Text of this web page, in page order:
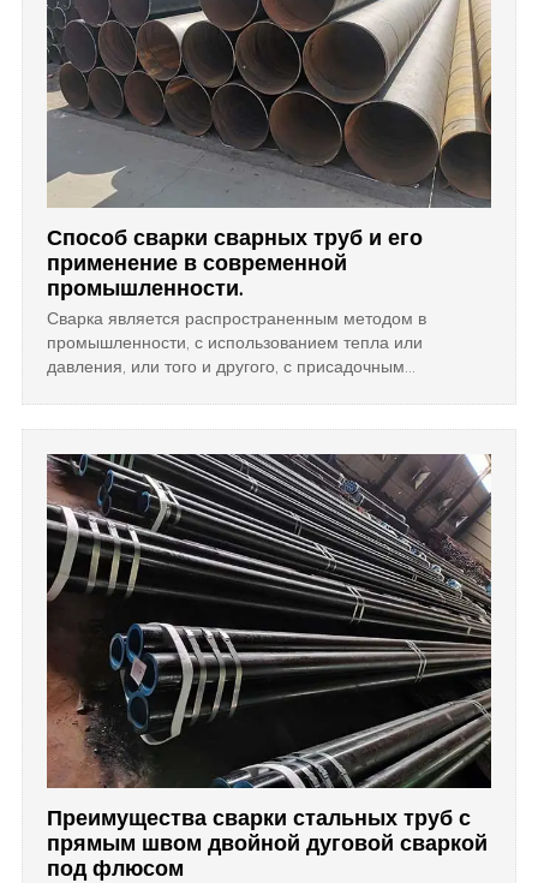
Способ сварки сварных труб и его
применение в современной
промышленности.
Сварка является распространенным методом в
промышленности, с использованием тепла или
давления, или того и другого, с присадочным
металла образуют металлическую связь, близкую к
решеточному расстоянию (0,3 ~ 0,5 нм), так что два
металла составляют единое целое.
Преимущества сварки стальных труб с
прямым швом двойной дуговой сваркой
под флюсом